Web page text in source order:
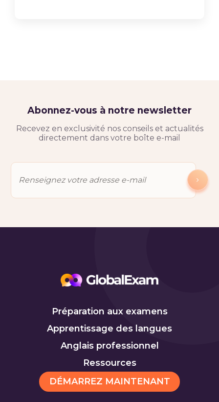
Abonnez-vous à notre newsletter
Recevez en exclusivité nos conseils et actualités
directement dans votre boîte e-mail
Préparation aux examens
Apprentissage des langues
Anglais professionnel
Ressources
DÉMARREZ MAINTENANT